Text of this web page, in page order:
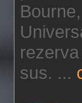
sus. ...